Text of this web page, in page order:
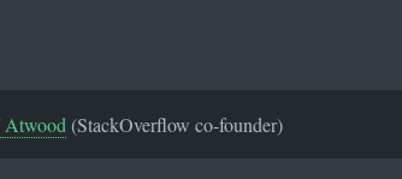
Atwood(StackOverflow co-founder)